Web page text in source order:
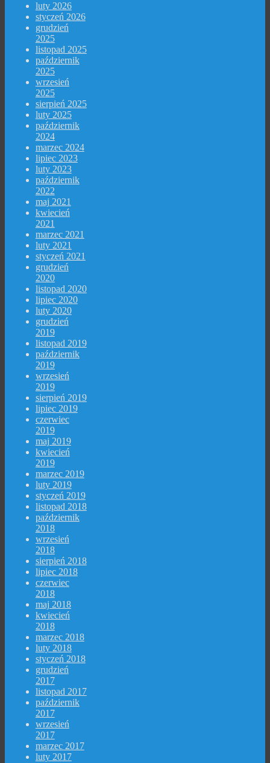
luty 2026
styczeń 2026
grudzień
2025
listopad 2025
październik
2025
wrzesień
2025
sierpień 2025
luty 2025
październik
2024
marzec 2024
lipiec 2023
luty 2023
październik
2022
maj 2021
kwiecień
2021
marzec 2021
luty 2021
styczeń 2021
grudzień
2020
listopad 2020
lipiec 2020
luty 2020
grudzień
2019
listopad 2019
październik
2019
wrzesień
2019
sierpień 2019
lipiec 2019
czerwiec
2019
maj 2019
kwiecień
2019
marzec 2019
luty 2019
styczeń 2019
listopad 2018
październik
2018
wrzesień
2018
sierpień 2018
lipiec 2018
czerwiec
2018
maj 2018
kwiecień
2018
marzec 2018
luty 2018
styczeń 2018
grudzień
2017
listopad 2017
październik
2017
wrzesień
2017
marzec 2017
luty 2017